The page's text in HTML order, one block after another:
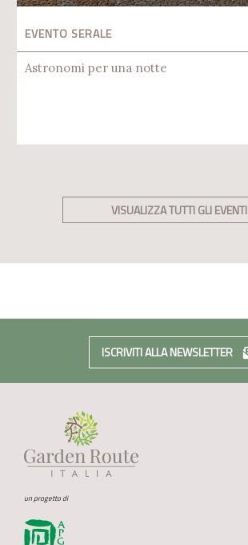
EVENTO SERALE
Astronomi per una notte
VISUALIZZA TUTTI GLI EVENTI
ISCRIVITI ALLA NEWSLETTER
un progetto di